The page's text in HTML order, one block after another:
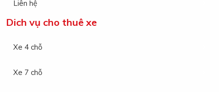
Liên hệ
Dich vụ cho thuê xe
Xe 4 chỗ
Xe 7 chỗ